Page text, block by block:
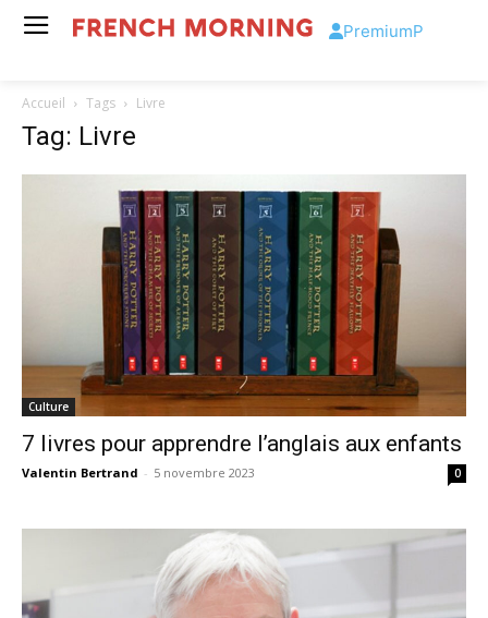
PremiumP
Accueil Tags Livre
Tag: Livre
Culture
7 livres pour apprendre l’anglais aux enfants
Valentin Bertrand - 5 novembre 2023 0